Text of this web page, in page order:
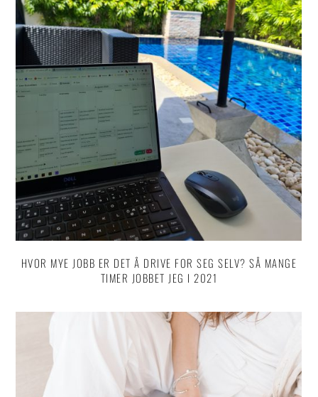
HVOR MYE JOBB ER DET Å DRIVE FOR SEG SELV? SÅ MANGE
TIMER JOBBET JEG I 2021